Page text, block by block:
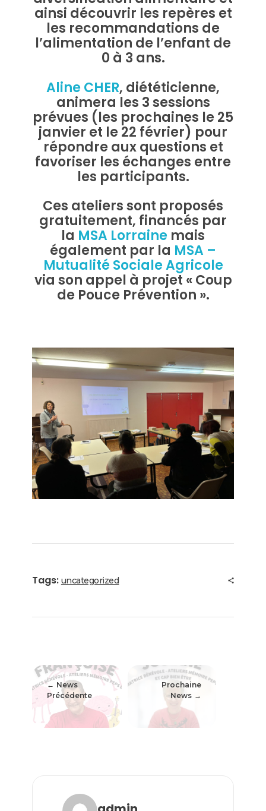
ainsi découvrir les repères et
les recommandations de
l’alimentation de l’enfant de
0 à 3 ans.
Aline CHER, diététicienne,
animera les 3 sessions
prévues (les prochaines le 25
janvier et le 22 février) pour
répondre aux questions et
favoriser les échanges entre
les participants.
Ces ateliers sont proposés
gratuitement, financés par
la MSA Lorraine mais
également par la MSA –
Mutualité Sociale Agricole
via son appel à projet « Coup
de Pouce Prévention ».
Tags: uncategorized
News
Précédente
Prochaine
News